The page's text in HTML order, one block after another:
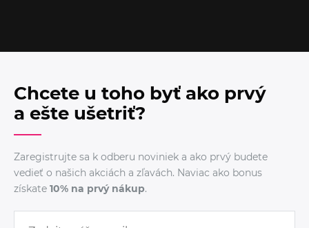
Chcete u toho byť ako prvý
a ešte ušetriť?
Zaregistrujte sa k odberu noviniek a ako prvý budete
vedieť o našich akciách a zľavách. Naviac ako bonus
získate 10% na prvý nákup.